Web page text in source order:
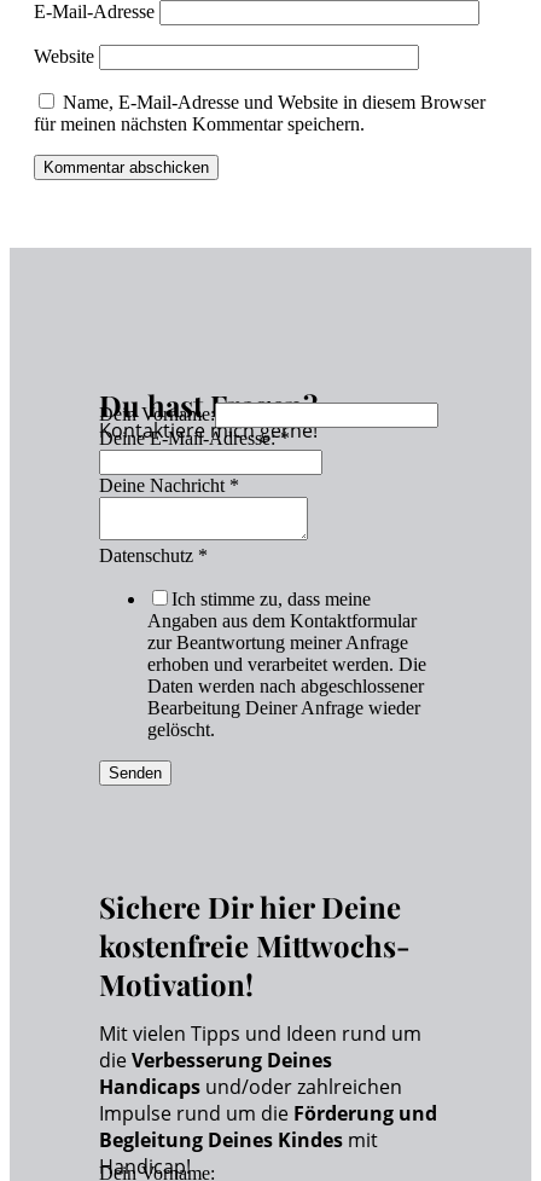
E-Mail-Adresse
Website
Name, E-Mail-Adresse und Website in diesem Browser
für meinen nächsten Kommentar speichern.
Du hast Fragen?
Kontaktiere mich gerne!
Dein Vorname:
Deine E-Mail-Adresse:*
Deine Nachricht *
Datenschutz *
Ich stimme zu, dass meine
Angaben aus dem Kontaktformular
zur Beantwortung meiner Anfrage
erhoben und verarbeitet werden. Die
Daten werden nach abgeschlossener
Bearbeitung Deiner Anfrage wieder
gelöscht.
Senden
Sichere Dir hier Deine
kostenfreie Mittwochs-
Motivation!
Mit vielen Tipps und Ideen rund um
dieVerbesserung Deines
Handicaps und/oder zahlreichen
Impulse rund um die Förderung und
Begleitung Deines Kindes mit
Handicap!
Dein Vorname: